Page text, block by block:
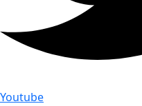
Youtube